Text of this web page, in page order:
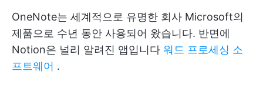
OneNote는 세계적으로 유명한 회사 Microsoft의
제품으로 수년 동안 사용되어 왔습니다. 반면에
Notion은 널리 알려진 앱입니다 워드 프로세싱 소
프트웨어 .